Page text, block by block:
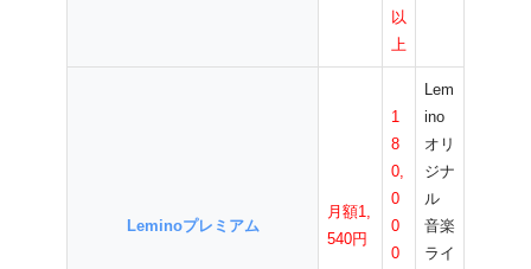
以
上
Leminoプレミアム
月額1,
540円
1
8
0,
0
0
0
Lem
ino
オリ
ジナ
ル
音楽
ライ